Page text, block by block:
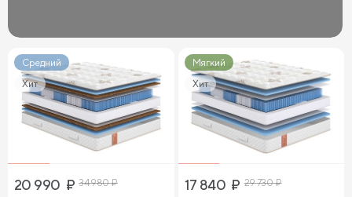
Средний
Хит
20 990 ₽ 34 980₽
Мягкий
Хит
17 840 ₽ 29 730₽